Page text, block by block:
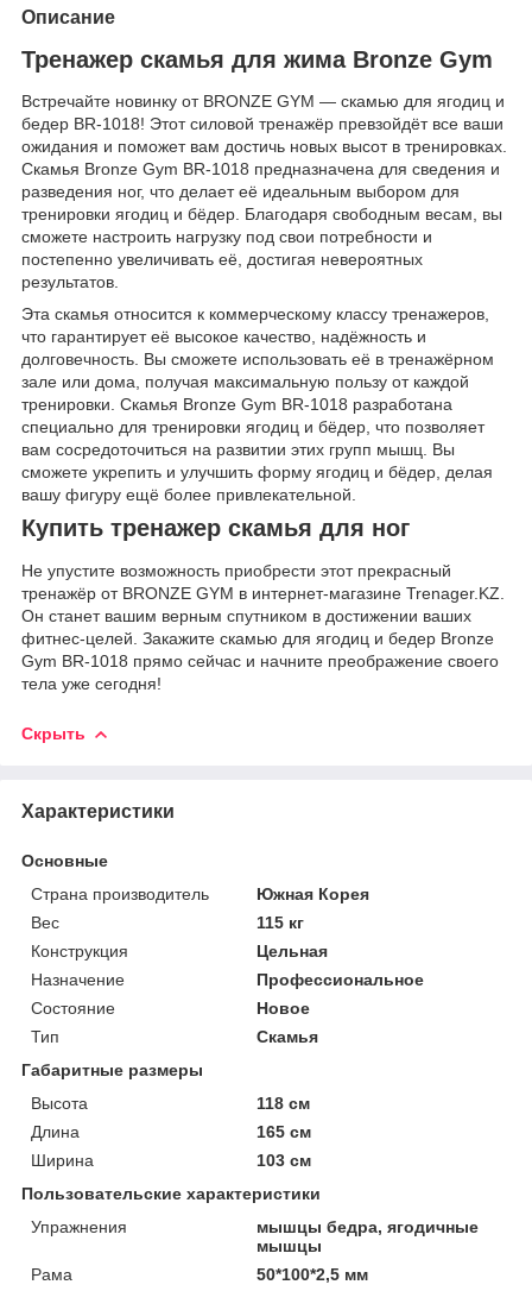
Описание
Тренажер скамья для жима Bronze Gym
Встречайте новинку от BRONZE GYM — скамью для ягодиц и
бедер BR-1018! Этот силовой тренажёр превзойдёт все ваши
ожидания и поможет вам достичь новых высот в тренировках.
Скамья Bronze Gym BR-1018 предназначена для сведения и
разведения ног, что делает её идеальным выбором для
тренировки ягодиц и бёдер. Благодаря свободным весам, вы
сможете настроить нагрузку под свои потребности и
постепенно увеличивать её, достигая невероятных
результатов.
Эта скамья относится к коммерческому классу тренажеров,
что гарантирует её высокое качество, надёжность и
долговечность. Вы сможете использовать её в тренажёрном
зале или дома, получая максимальную пользу от каждой
тренировки. Скамья Bronze Gym BR-1018 разработана
специально для тренировки ягодиц и бёдер, что позволяет
вам сосредоточиться на развитии этих групп мышц. Вы
сможете укрепить и улучшить форму ягодиц и бёдер, делая
вашу фигуру ещё более привлекательной.
Купить тренажер скамья для ног
Не упустите возможность приобрести этот прекрасный
тренажёр от BRONZE GYM в интернет-магазине Trenager.KZ.
Он станет вашим верным спутником в достижении ваших
фитнес-целей. Закажите скамью для ягодиц и бедер Bronze
Gym BR-1018 прямо сейчас и начните преображение своего
тела уже сегодня!
Скрыть
Характеристики
Основные
Страна производитель
Южная Корея
Вес
115 кг
Конструкция
Цельная
Назначение
Профессиональное
Состояние
Новое
Тип
Скамья
Габаритные размеры
Высота
118 см
Длина
165 см
Ширина
103 см
Пользовательские характеристики
Упражнения
мышцы бедра, ягодичные
мышцы
Рама
50*100*2,5 мм